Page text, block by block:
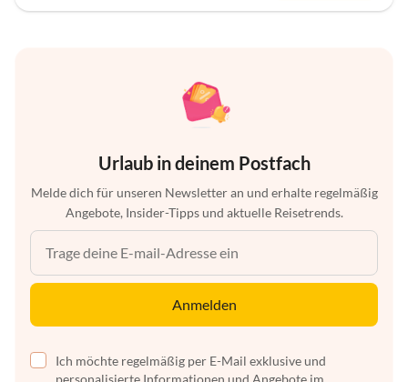
Urlaub in deinem Postfach
Melde dich für unseren Newsletter an und erhalte regelmäßig
Angebote, Insider-Tipps und aktuelle Reisetrends.
Anmelden
Ich möchte regelmäßig per E-Mail exklusive und
personalisierte Informationen und Angebote im